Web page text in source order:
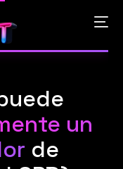
un
de